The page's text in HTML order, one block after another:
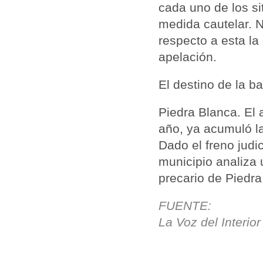
cada uno de los
medida cautelar.
respecto a esta
apelación.
El destino de la
Piedra Blanca. El
año, ya acumuló
Dado el freno
municipio analiza
precario de
FUENTE:
La Voz del